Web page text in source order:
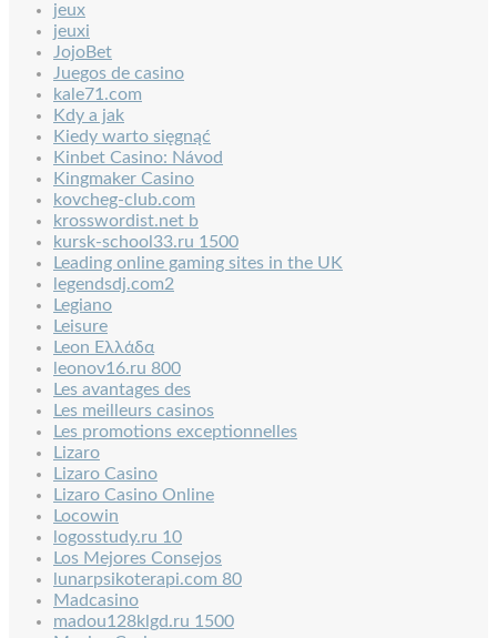
jeux
jeuxi
JojoBet
Juegos de casino
kale71.com
Kdy a jak
Kiedy warto sięgnąć
Kinbet Casino: Návod
Kingmaker Casino
kovcheg-club.com
krosswordist.net b
kursk-school33.ru 1500
Leading online gaming sites in the UK
legendsdj.com2
Legiano
Leisure
Leon Ελλάδα
leonov16.ru 800
Les avantages des
Les meilleurs casinos
Les promotions exceptionnelles
Lizaro
Lizaro Casino
Lizaro Casino Online
Locowin
logosstudy.ru 10
Los Mejores Consejos
lunarpsikoterapi.com 80
Madcasino
madou128klgd.ru 1500